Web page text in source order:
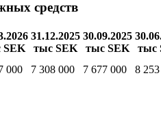
средств
SEK
31.12.2025
тыс SEK
30.09.2025
тыс SEK
тыс
000 7 308 000 7 677 000
8